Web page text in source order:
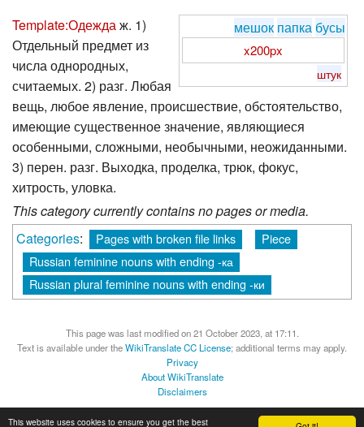
This website uses cookies to ensure you get the best
мешок папка бусы
x200px
штук
Template:Одеждаж. 1)
Отдельный предмет из
числа однородных,
считаемых. 2) разг. Любая
вещь, любое явление, происшествие, обстоятельство,
имеющие существенное значение, являющиеся
особенными, сложными, необычными, неожиданными.
3) перен. разг. Выходка, проделка, трюк, фокус,
хитрость, уловка.
This category currently contains no pages or media.
Categories: Pages with broken file links
Piece
Russian feminine nouns with ending -ка
Russian plural feminine nouns with ending -ки
This page was last modified on 21 October 2023, at 17:11.
Text is available under theWikiTranslate CC License; additional terms may apply.
Privacy
About WikiTranslate
Disclaimers
MediaWikiPowered by Semantic MediaWiki